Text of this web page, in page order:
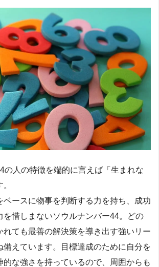
の人の特徴を端的に言えば「生まれな
ベースに物事を判断する力を持ち、成功
を惜しまないソウルナンバー44。どの
れても最善の解決策を導き出す強いリー
備えています。目標達成のために自分を
的な強さを持っているので、周囲からも